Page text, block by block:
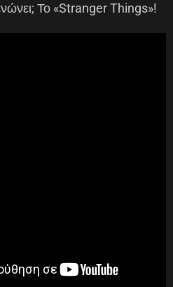
Το «Stranger Things»!